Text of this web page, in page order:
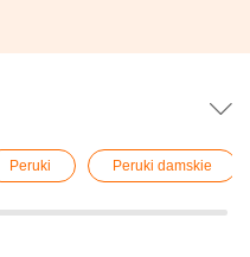
Peruki Peruki damskie